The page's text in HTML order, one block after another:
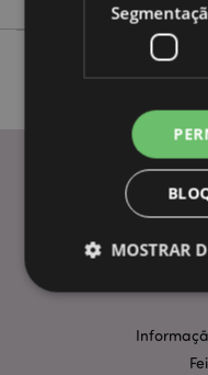
MOSTRAR
Estritamente